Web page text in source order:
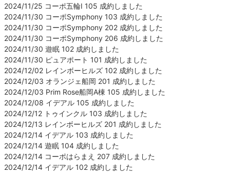
2024/11/25 コーポ五輪Ⅰ 105 成約しました
2024/11/30 コーポSymphony 103 成約しました
2024/11/30 コーポSymphony 202 成約しました
2024/11/30 コーポSymphony 206 成約しました
2024/11/30 遊眠 102 成約しました
2024/11/30 ピュアポート 101 成約しました
2024/12/02 レインボーヒルズ 102 成約しました
2024/12/03 オランジェ船岡 201 成約しました
2024/12/03 Prim Rose船岡A棟 105 成約しました
2024/12/08 イデアル 105 成約しました
2024/12/12 トゥインクル 103 成約しました
2024/12/13 レインボーヒルズ 201 成約しました
2024/12/14 イデアル 103 成約しました
2024/12/14 遊眠 104 成約しました
2024/12/14 コーポはらまえ 207 成約しました
2024/12/14 イデアル 102 成約しました